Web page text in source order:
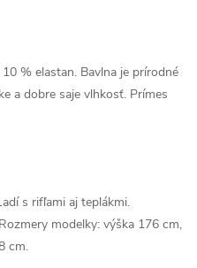
% elastan. Bavlna je prírodné
a dobre saje vlhkosť. Prímes
s rifľami aj teplákmi.
modelky: výška 176 cm,
cm.